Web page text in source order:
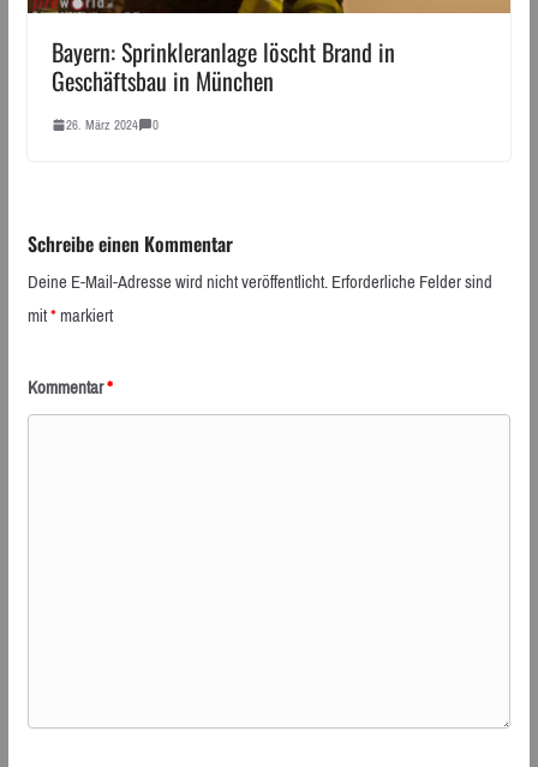
Bayern: Sprinkleranlage löscht Brand in
Geschäftsbau in München
26. März 2024 0
Schreibe einen Kommentar
Deine E-Mail-Adresse wird nicht veröffentlicht.Erforderliche Felder sind
mit*markiert
Kommentar*